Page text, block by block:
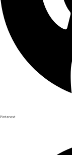
Pinterest